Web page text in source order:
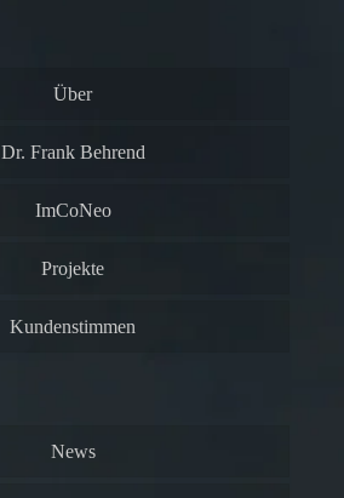
Über
Dr. Frank Behrend
ImCoNeo
Projekte
Kundenstimmen
News